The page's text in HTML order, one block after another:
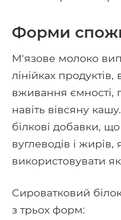
Форми
М'язове молоко
лінійках
вживання ємності,
навіть вівсяну
білкові добавки,
вуглеводів і жирів,
використовувати
Сироватковий
з трьох форм: